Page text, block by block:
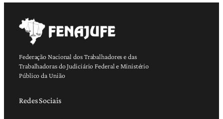
Federação Nacional dos Trabalhadores e das
Trabalhadoras do Judiciário Federal e Ministério
Público da União
Redes Sociais